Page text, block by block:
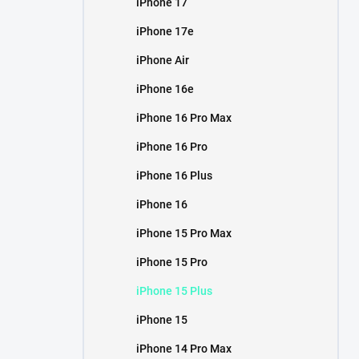
iPhone 17e
iPhone Air
iPhone 16e
iPhone 16 Pro Max
iPhone 16 Pro
iPhone 16 Plus
iPhone 16
iPhone 15 Pro Max
iPhone 15 Pro
iPhone 15 Plus
iPhone 15
iPhone 14 Pro Max